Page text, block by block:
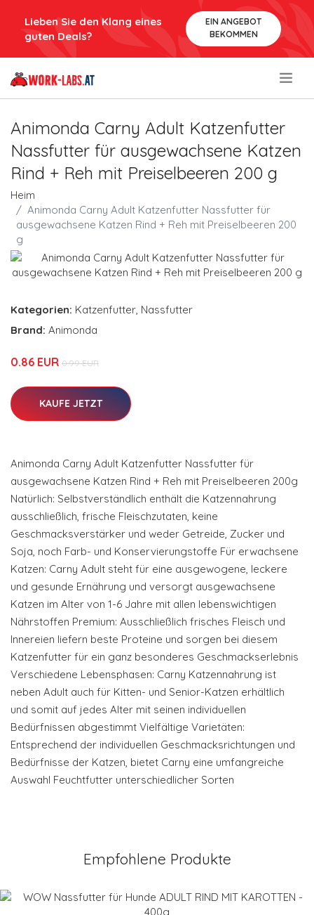
Lieben Sie den Klang eines
guten Deals?
EIN ANGEBOT
BEKOMMEN
Animonda Carny Adult Katzenfutter
Nassfutter für ausgewachsene Katzen
Rind + Reh mit Preiselbeeren 200 g
Heim
Animonda Carny Adult Katzenfutter Nassfutter für
ausgewachsene Katzen Rind + Reh mit Preiselbeeren 200
g
Kategorien: Katzenfutter, Nassfutter
Brand: Animonda
0.86 EUR 0.99 EUR
KAUFE JETZT
Animonda Carny Adult Katzenfutter Nassfutter für
ausgewachsene Katzen Rind + Reh mit Preiselbeeren 200g
Natürlich: Selbstverständlich enthält die Katzennahrung
ausschließlich, frische Fleischzutaten, keine
Geschmacksverstärker und weder Getreide, Zucker und
Soja, noch Farb- und Konservierungstoffe Für erwachsene
Katzen: Carny Adult steht für eine ausgewogene, leckere
und gesunde Ernährung und versorgt ausgewachsene
Katzen im Alter von 1-6 Jahre mit allen lebenswichtigen
Nährstoffen Premium: Ausschließlich frisches Fleisch und
Innereien liefern beste Proteine und sorgen bei diesem
Katzenfutter für ein ganz besonderes Geschmackserlebnis
Verschiedene Lebensphasen: Carny Katzennahrung ist
neben Adult auch für Kitten- und Senior-Katzen erhältlich
und somit auf jedes Alter mit seinen individuellen
Bedürfnissen abgestimmt Vielfältige Varietäten:
Entsprechend der individuellen Geschmacksrichtungen und
Bedürfnisse der Katzen, bietet Carny eine umfangreiche
Auswahl Feuchtfutter unterschiedlicher Sorten
Empfohlene Produkte